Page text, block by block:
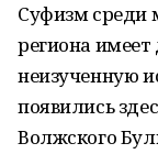
Суфизм среди
региона
неизученную
появились
Волжского